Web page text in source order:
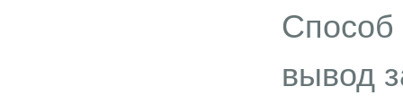
Способ
вывод